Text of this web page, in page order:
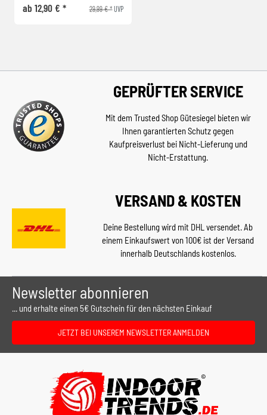
ab 12,90 € *
29,99 € *UVP
GEPRÜFTER SERVICE
Mit dem Trusted Shop Gütesiegel bieten wir
Ihnen garantierten Schutz gegen
Kaufpreisverlust bei Nicht-Lieferung und
Nicht-Erstattung.
VERSAND & KOSTEN
Deine Bestellung wird mit DHL versendet. Ab
einem Einkaufswert von 100€ ist der Versand
innerhalb Deutschlands kostenlos.
Newsletter abonnieren
... und erhalte einen 5€ Gutschein für den nächsten Einkauf
JETZT BEI UNSEREM NEWSLETTER ANMELDEN